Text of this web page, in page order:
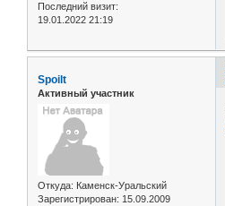
Последний визит:
19.01.2022 21:19
Spoilt
Активный участник
Откуда: Каменск-Уральский
Зарегистрирован: 15.09.2009